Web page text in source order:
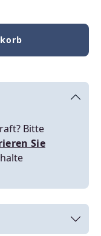
Bitte
Sie